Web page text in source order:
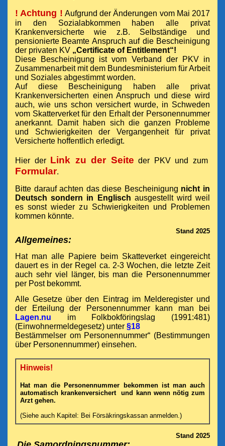
! Achtung ! Aufgrund der Änderungen vom Mai 2017
in den Sozialabkommen haben alle privat
Krankenversicherte wie z.B. Selbständige und
pensionierte Beamte Anspruch auf die Bescheinigung
der privaten KV „Certificate of Entitlement“!
Diese Bescheinigung ist vom Verband der PKV in
Zusammenarbeit mit dem Bundesministerium für Arbeit
und Soziales abgestimmt worden.
Auf diese Bescheinigung haben alle privat
Krankenversicherten einen Anspruch und diese wird
auch, wie uns schon versichert wurde, in Schweden
vom Skatterverket für den Erhalt der Personennummer
anerkannt. Damit haben sich die ganzen Probleme
und Schwierigkeiten der Vergangenheit für privat
Versicherte hoffentlich erledigt.
Hier der Link zu der Seite der PKV und zum
Formular.
Bitte darauf achten das diese Bescheinigung nicht in
Deutsch sondern in Englisch ausgestellt wird weil
es sonst wieder zu Schwierigkeiten und Problemen
kommen könnte.
Stand 2025
Allgemeines:
Hat man alle Papiere beim Skatteverket eingereicht
dauert es in der Regel ca. 2-3 Wochen, die letzte Zeit
auch sehr viel länger, bis man die Personennummer
per Post bekommt.
Alle Gesetze über den Eintrag im Melderegister und
der Erteilung der Personennummer kann man bei
Lagen.nu im Folkbokföringslag (1991:481)
(Einwohnermeldegesetz) unter §18
Bestämmelser om Personennummer“ (Bestimmungen
über Personennummer) einsehen.
Hinweis!
Hat man die Personennummer bekommen ist man auch
automatisch krankenversichert und
kann wenn nötig zum
Arzt gehen.
(Siehe auch Kapitel: Bei Försäkringskassan anmelden.)
Stand 2025